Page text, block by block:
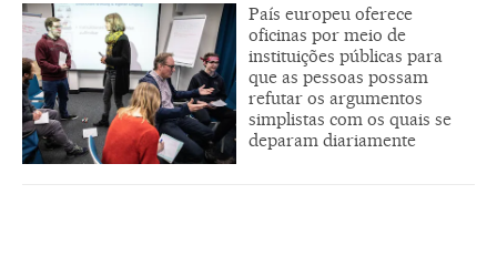
País europeu oferece
oficinas por meio de
instituições públicas para
que as pessoas possam
refutar os argumentos
simplistas com os quais se
deparam diariamente